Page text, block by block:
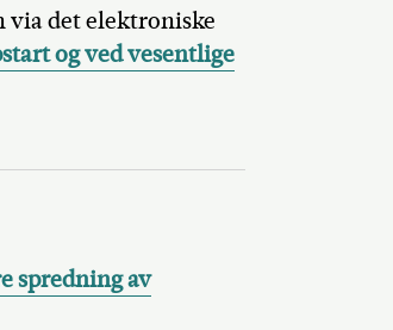
det elektroniske
og ved vesentlige
spredning av